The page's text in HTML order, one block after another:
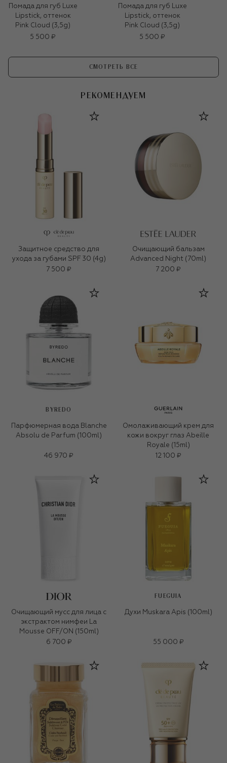
Помада для губ Luxe
Lipstick, оттенок
Pink Cloud (3,5g)
5 500 ₽
Помада для губ Luxe
Lipstick, оттенок
Pink Cloud (3,5g)
5 500 ₽
СМОТРЕТЬ ВСЕ
РЕКОМЕНДУЕМ
Защитное средство для
ухода за губами SPF 30 (4g)
7 500 ₽
Очищающий бальзам
Advanced Night (70ml)
7 200 ₽
BYREDO
Парфюмерная вода Blanche
Absolu de Parfum (100ml)
46 970 ₽
Омолаживающий крем для
кожи вокруг глаз Abeille
Royale (15ml)
12 100 ₽
Очищающий мусс для лица с
экстрактом нимфеи La
Mousse OFF/ON (150ml)
6 700 ₽
FUEGUIA
Духи Muskara Apis (100ml)
55 000 ₽